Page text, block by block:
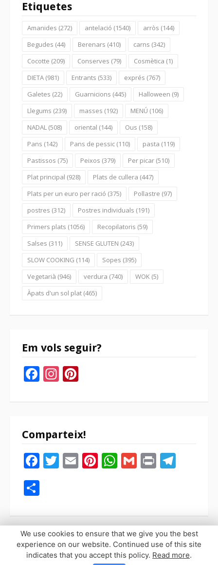
Etiquetes
Amanides (272) antelació (1540) arròs (144)
Begudes (44) Berenars (410) carns (342)
Cocotte (209) Conserves (79) Cosmètica (1)
DIETA (981) Entrants (533) exprés (767)
Galetes (22) Guarnicions (445) Halloween (9)
Llegums (239) masses (192) MENÚ (106)
NADAL (508) oriental (144) Ous (158)
Pans (142) Pans de pessic (110) pasta (119)
Pastissos (75) Peixos (379) Per picar (510)
Plat principal (928) Plats de cullera (447)
Plats per un euro per ració (375) Pollastre (97)
postres (312) Postres individuals (191)
Primers plats (1056) Recopilatoris (59)
Salses (311) SENSE GLUTEN (243)
SLOW COOKING (114) Sopes (395)
Vegetarià (946) verdura (740) WOK (5)
Àpats d'un sol plat (465)
Em vols seguir?
Facebook
Instagram
Comparteix!
Facebook
Twitter
EmailPinterest
WhatsApp
Gmail
Print
Copyright © 2026 Sopaypilla. Todos los derechos reservados.
We use cookies to ensure that we give you the best
experience on our website. Continued use of this site
indicates that you accept this policy. Read more.